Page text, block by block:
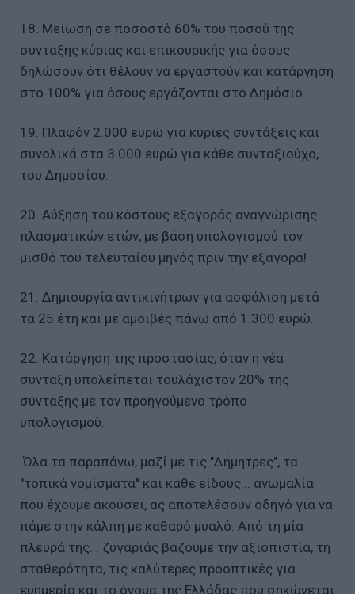
18. Μείωση σε ποσοστό 60% του ποσού της
σύνταξης κύριας και επικουρικής για όσους
δηλώσουν ότι θέλουν να εργαστούν και κατάργηση
στο 100% για όσους εργάζονται στο Δημόσιο.
19. Πλαφόν 2.000 ευρώ για κύριες συντάξεις και
συνολικά στα 3.000 ευρώ για κάθε συνταξιούχο,
του Δημοσίου.
20. Αύξηση του κόστους εξαγοράς αναγνώρισης
πλασματικών ετών, με βάση υπολογισμού τον
μισθό του τελευταίου μηνός πριν την εξαγορά!
21. Δημιουργία αντικινήτρων για ασφάλιση μετά
τα 25 έτη και με αμοιβές πάνω από 1.300 ευρώ.
22. Κατάργηση της προστασίας, όταν η νέα
σύνταξη υπολείπεται τουλάχιστον 20% της
σύνταξης με τον προηγούμενο τρόπο
υπολογισμού.
Όλα τα παραπάνω, μαζί με τις "Δήμητρες", τα
"τοπικά νομίσματα" και κάθε είδους... ανωμαλία
που έχουμε ακούσει, ας αποτελέσουν οδηγό για να
πάμε στην κάλπη με καθαρό μυαλό. Από τη μία
πλευρά της... ζυγαριάς βάζουμε την αξιοπιστία, τη
σταθερότητα, τις καλύτερες προοπτικές για
ευημερία και το όνομα της Ελλάδας που σηκώνεται